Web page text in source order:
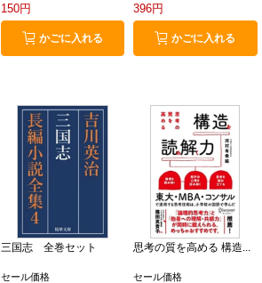
150円
かごに入れる
396円
かごに入れる
三国志 全巻セット
セール価格
思考の質を高める 構造...
セール価格